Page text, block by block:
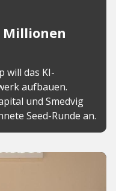
will das KI-
aufbauen.
und Smedvig
Seed-Runde an.